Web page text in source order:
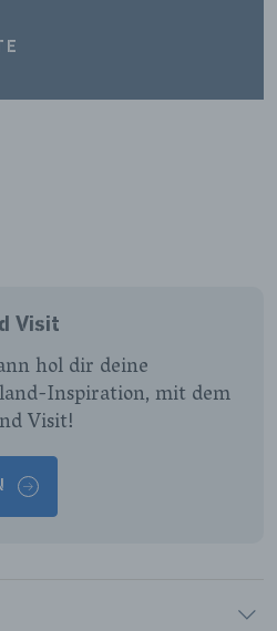
Visit
hol dir deine
Inspiration, mit dem
Visit!